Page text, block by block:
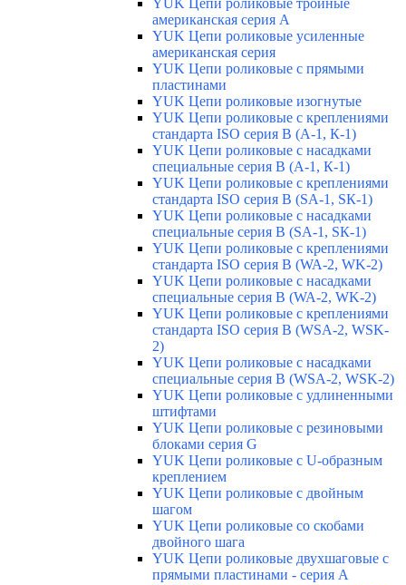
американская серия А
YUK Цепи роликовые усиленные
американская серия
YUK Цепи роликовые с прямыми
пластинами
YUK Цепи роликовые изогнутые
YUK Цепи роликовые с креплениями
стандарта ISO серия B (А-1, К-1)
YUK Цепи роликовые с насадками
специальные серия В (А-1, К-1)
YUK Цепи роликовые с креплениями
стандарта ISO серия B (SA-1, SК-1)
YUK Цепи роликовые с насадками
специальные серия В (SA-1, SК-1)
YUK Цепи роликовые с креплениями
стандарта ISO серия B (WA-2, WK-2)
YUK Цепи роликовые с насадками
специальные серия В (WA-2, WK-2)
YUK Цепи роликовые с креплениями
стандарта ISO серия B (WSA-2, WSK-
2)
YUK Цепи роликовые с насадками
специальные серия B (WSA-2, WSK-2)
YUK Цепи роликовые с удлиненными
штифтами
YUK Цепи роликовые с резиновыми
блоками серия G
YUK Цепи роликовые с U-образным
креплением
YUK Цепи роликовые с двойным
шагом
YUK Цепи роликовые со скобами
двойного шага
YUK Цепи роликовые двухшаговые с
прямыми пластинами - серия А